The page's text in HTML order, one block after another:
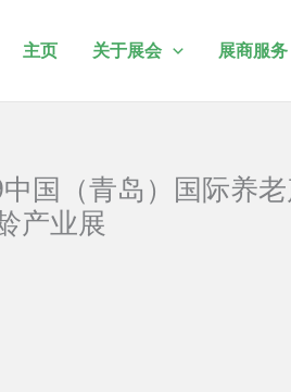
主页 关于展会 展商服务
国（青岛）国际养
产业展